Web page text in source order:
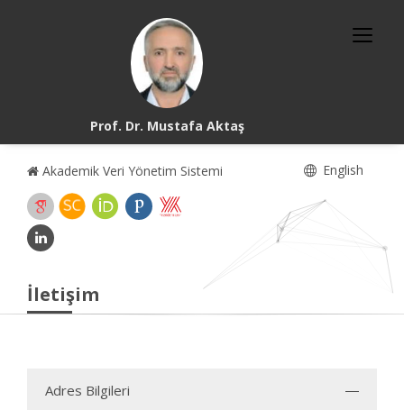
Prof. Dr. Mustafa Aktaş
Akademik Veri Yönetim Sistemi English
İletişim
Adres Bilgileri